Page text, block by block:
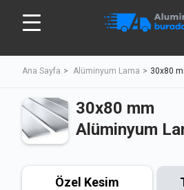
Ana Sayfa Alüminyum Lama 30x80
30x80 mm
Alüminyum
Özel Kesim